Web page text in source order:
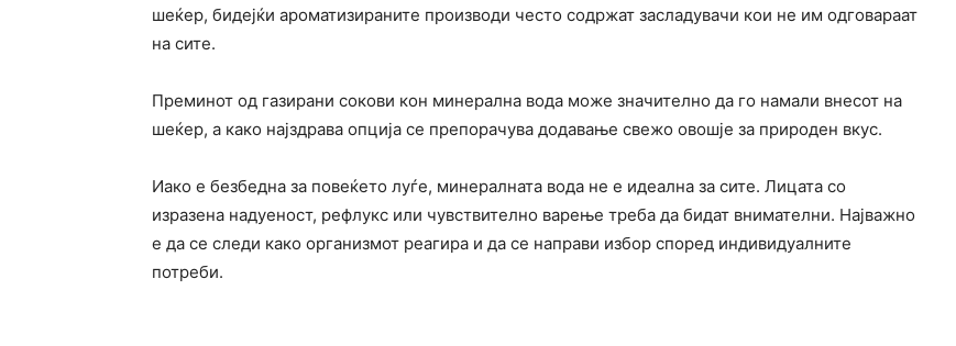
шеќер, бидејќи ароматизираните производи често содржат засладувачи кои не им одговараат
на сите.
Преминот од газирани сокови кон минерална вода може значително да го намали внесот на
шеќер, а како најздрава опција се препорачува додавање свежо овошје за природен вкус.
Иако е безбедна за повеќето луѓе, минералната вода не е идеална за сите. Лицата со
изразена надуеност, рефлукс или чувствително варење треба да бидат внимателни. Најважно
е да се следи како организмот реагира и да се направи избор според индивидуалните
потреби.